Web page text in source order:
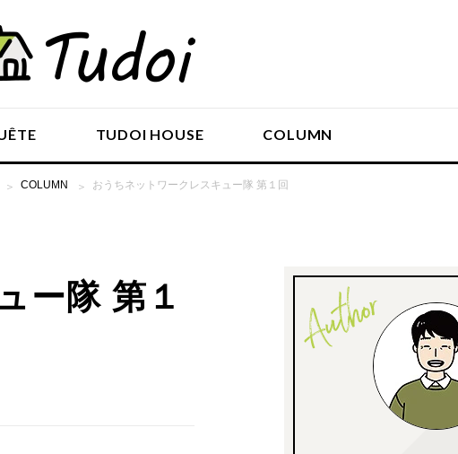
TUDOI HOUSE COLUMN
COLUMN おうちネットワークレスキュー隊 第１回
ー隊 第１